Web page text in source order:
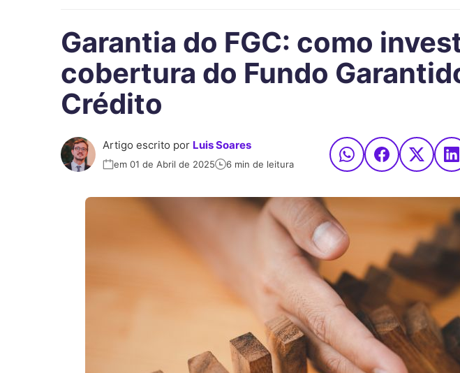
Garantia do FGC: como
cobertura do Fundo
Crédito
Artigo escrito por Luis Soares
em 01 de Abril de 2025 6 min de leitura